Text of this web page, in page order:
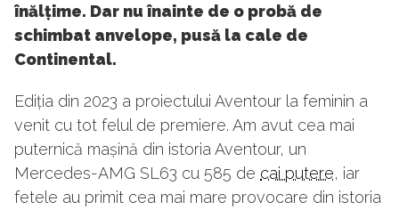
înălțime. Dar nu înainte de o probă de
schimbat anvelope, pusă la cale de
Continental.
Ediția din 2023 a proiectului Aventour la feminin a
venit cu tot felul de premiere. Am avut cea mai
puternică mașină din istoria Aventour, un
Mercedes-AMG SL63 cu 585 de cai putere, iar
fetele au primit cea mai mare provocare din istoria